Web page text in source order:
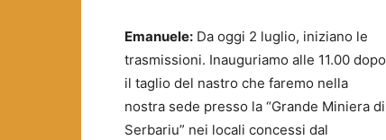
Emanuele: Da oggi 2 luglio, iniziano le
trasmissioni. Inauguriamo alle 11.00 dopo
il taglio del nastro che faremo nella
nostra sede presso la “Grande Miniera di
Serbariu” nei locali concessi dal